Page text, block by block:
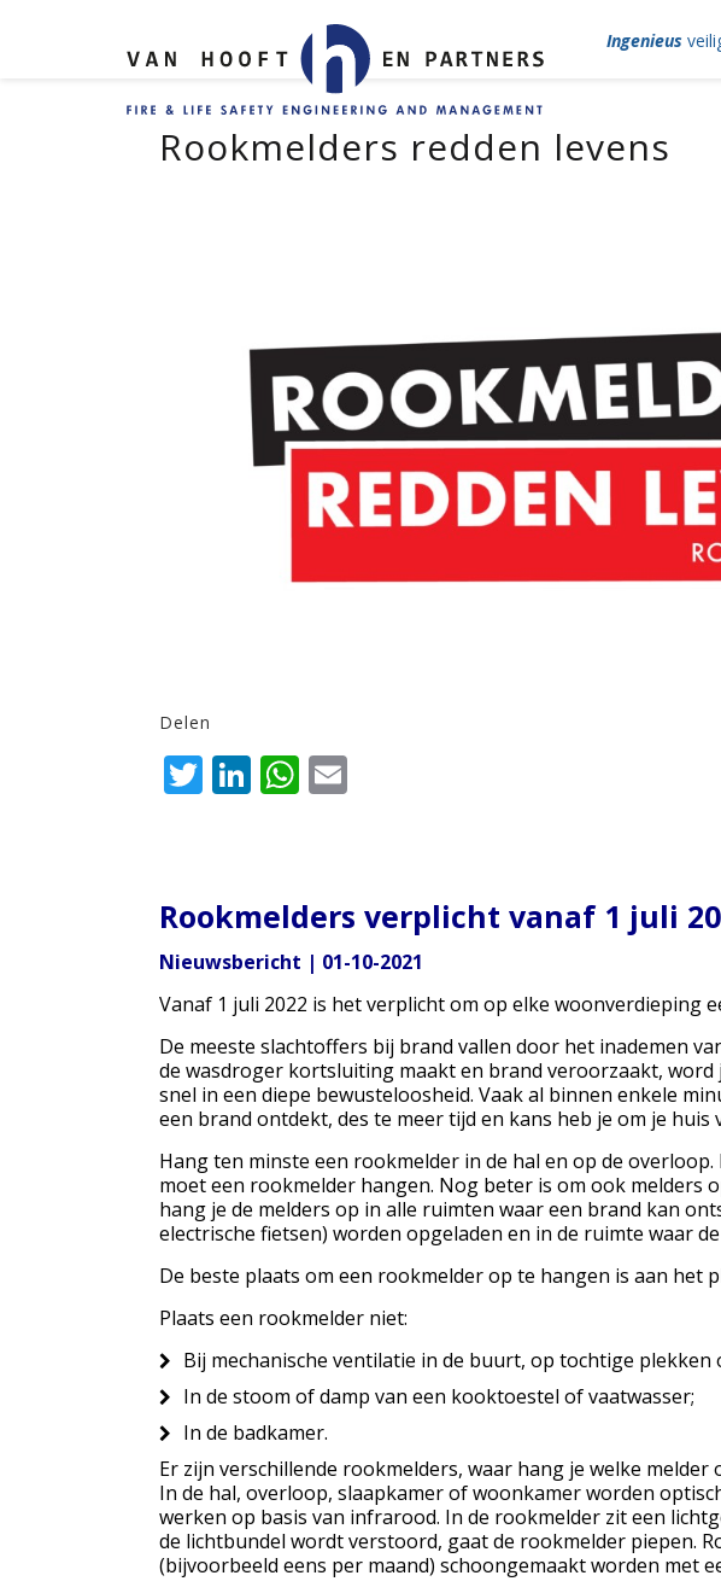
Ingenieus
Rookmelders redden levens
Delen
Twitter
LinkedIn
WhatsApp
Rookmelders verplicht vanaf 1 juli
Nieuwsbericht | 01-10-2021
Vanaf 1 juli 2022 is het verplicht om op elke woonverdieping
De meeste slachtoffers bij brand vallen door het inademen
de wasdroger kortsluiting maakt en brand veroorzaakt,
snel in een diepe bewusteloosheid. Vaak al binnen enkele
een brand ontdekt, des te meer tijd en kans heb je om je huis
Hang ten minste een rookmelder in de hal en op de
moet een rookmelder hangen. Nog beter is om ook melders
hang je de melders op in alle ruimten waar een brand kan
electrische fietsen) worden opgeladen en in de ruimte waar
De beste plaats om een rookmelder op te hangen is aan het
Plaats een rookmelder niet:
Bij mechanische ventilatie in de buurt, op tochtige plekken
In de stoom of damp van een kooktoestel of vaatwasser;
In de badkamer.
Er zijn verschillende rookmelders, waar hang je welke melder
In de hal, overloop, slaapkamer of woonkamer worden
werken op basis van infrarood. In de rookmelder zit een
de lichtbundel wordt verstoord, gaat de rookmelder piepen.
(bijvoorbeeld eens per maand) schoongemaakt worden met